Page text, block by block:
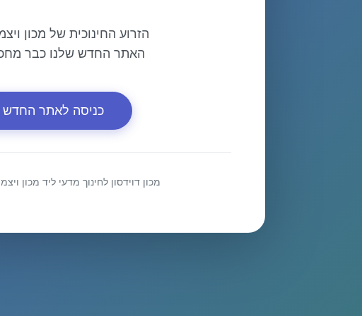
הזרוע החינוכית של מכון
האתר החדש שלנו כבר
כניסה לאתר החדש
מכון דוידסון לחינוך מדעי ליד מכון